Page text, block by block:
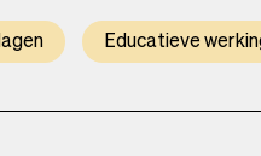
Educatieve